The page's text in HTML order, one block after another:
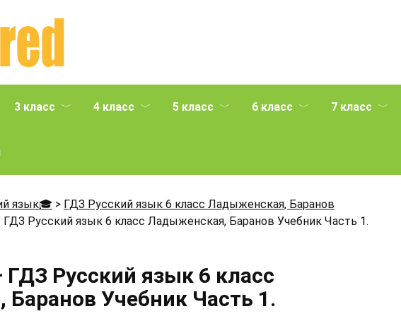
3 класс 4 класс 5 класс 6 класс 7 класс
язык🎓 > ГДЗ Русский язык 6 класс Ладыженская, Баранов
Русский язык 6 класс Ладыженская, Баранов Учебник Часть 1.
Русский язык 6 класс
Учебник Часть 1.